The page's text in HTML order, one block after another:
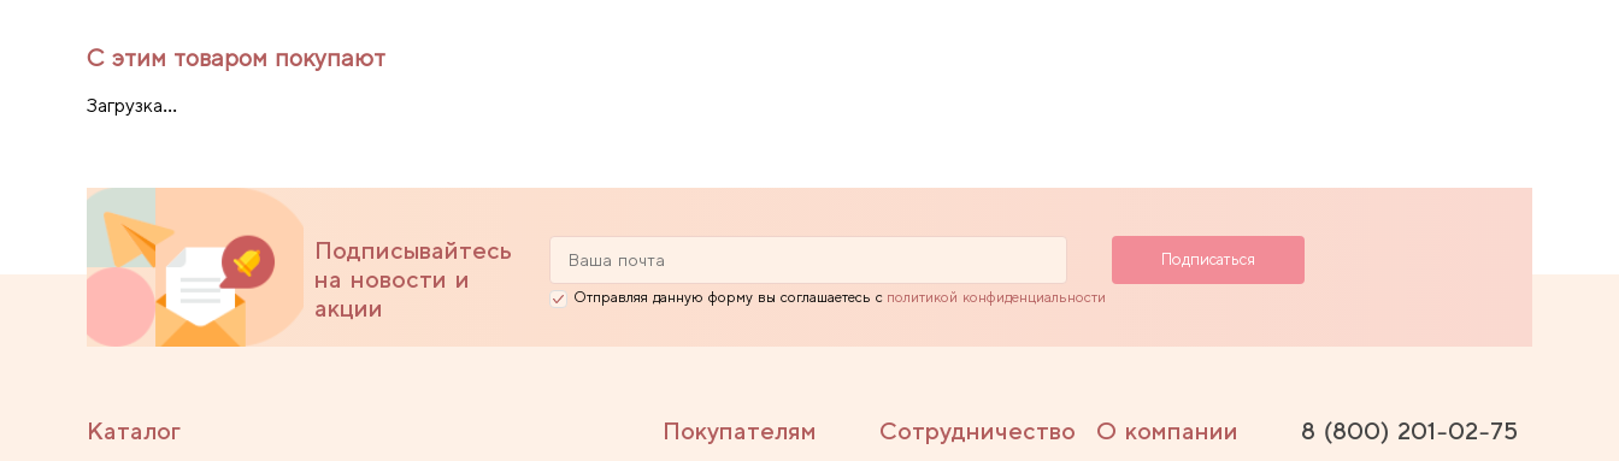
С этим товаром покупают
Загрузка...
Подписывайтесь
на новости и
акции
Отправляя данную форму вы соглашаетесь с политикой конфиденциальности
Каталог Покупателям Сотрудничество О компании 8 (800) 201-02-75